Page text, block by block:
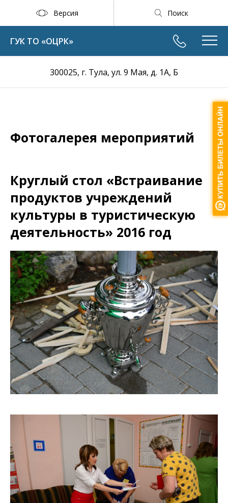
Версия Поиск
300025, г. Тула, ул. 9 Мая, д. 1А, Б
ГУК ТО «ОЦРК»
Фотогалерея мероприятий
Круглый стол «Встраивание
продуктов учреждений
культуры в туристическую
деятельность» 2016 год